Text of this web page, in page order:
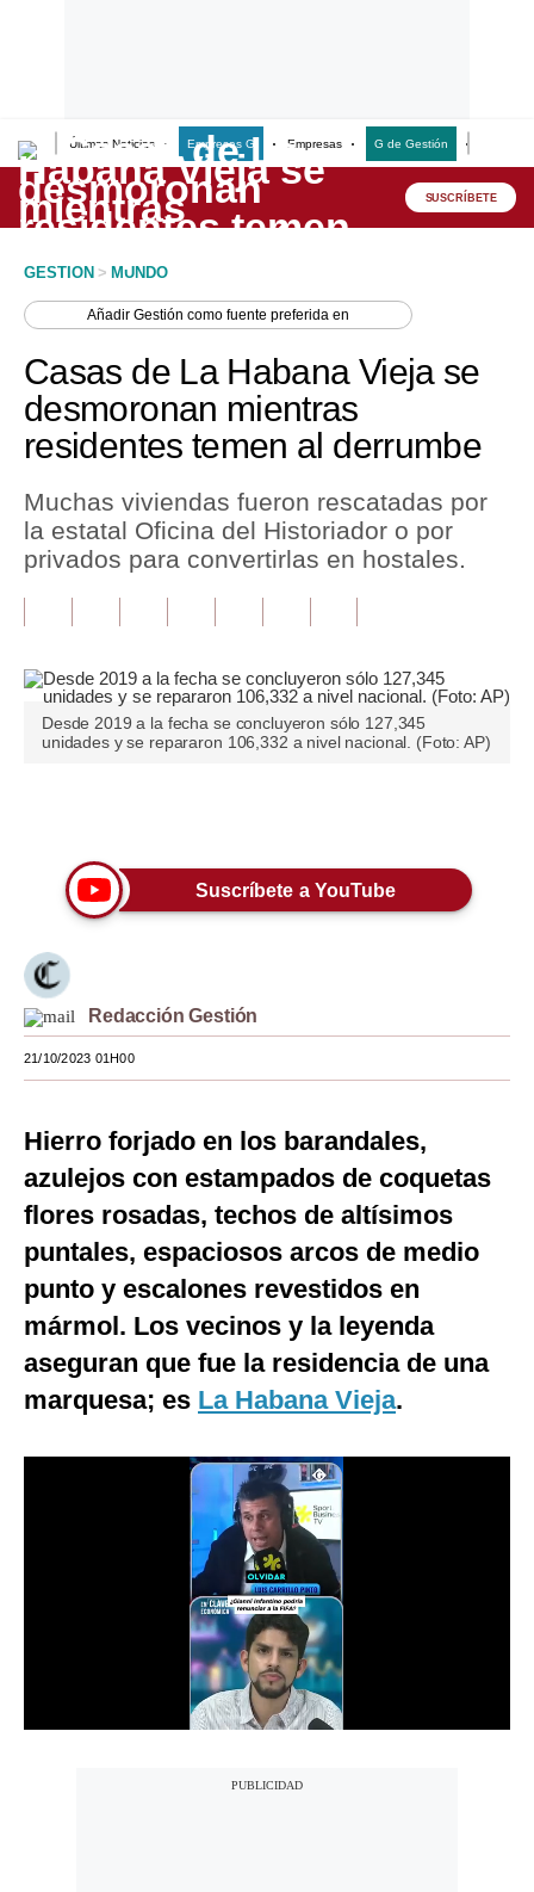
Últimas Noticias Empresas G Empresas G de Gestión
Lo último
Peru Quiosco
Economía
Mercados
Política
Tu Dinero
Finanzas Personales
Inmobiliarias
Plus G
Pregunta de hoy
Tendencias
Lujo
Viajes
Estilos
EEUU
México
SUSCRÍBETE
GESTION > MUNDO
AñadirGestión como fuente preferida en
Casas de La Habana Vieja se
desmoronan mientras
residentes temen al derrumbe
Muchas viviendas fueron rescatadas por
la estatal Oficina del Historiador o por
privados para convertirlas en hostales.
Desde 2019 a la fecha se concluyeron sólo 127,345
unidades y se repararon 106,332 a nivel nacional. (Foto: AP)
Suscríbete a YouTube
Redacción Gestión
21/10/2023 01H00
Hierro forjado en los barandales,
azulejos con estampados de coquetas
flores rosadas, techos de altísimos
puntales, espaciosos arcos de medio
punto y escalones revestidos en
mármol. Los vecinos y la leyenda
aseguran que fue la residencia de una
marquesa; es La Habana Vieja.